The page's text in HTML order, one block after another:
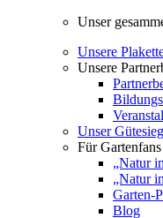
Unser
Unsere
Unsere
Unser
Für Gartenfans
„Natur
„Natur
Garten-
Blog